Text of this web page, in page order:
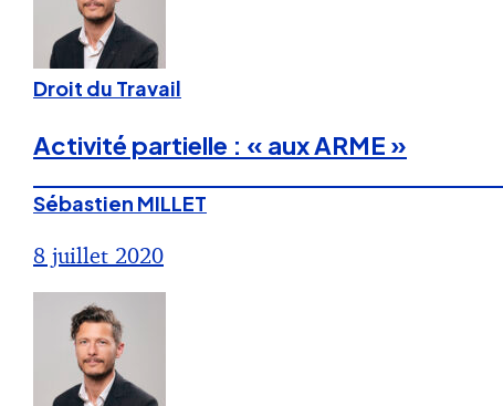
Droit du Travail
Activité partielle : « aux ARME »
Sébastien MILLET
8 juillet 2020